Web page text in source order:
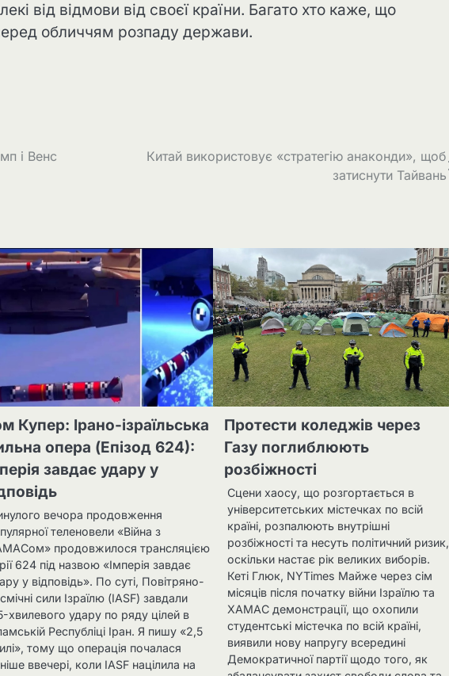
від відмови від своєї країни. Багато хто каже, що
обличчям розпаду держави.
і Венс
Китай використовує «стратегію анаконди», щоб
затиснути Тайвань
Купер: Ірано-ізраїльська
опера (Епізод 624):
завдає удару у
вечора продовження
теленовели «Війна з
продовжилося трансляцією
624 під назвою «Імперія завдає
у відповідь». По суті, Повітряно-
сили Ізраїлю (IASF) завдали
хвилевого удару по ряду цілей в
Республіці Іран. Я пишу «2,5
тому що операція почалася
ввечері, коли IASF націлила на
Протести коледжів через
Газу поглиблюють
розбіжності
Сцени хаосу, що розгортається в
університетських містечках по всій
країні, розпалюють внутрішні
розбіжності та несуть політичний ризик,
оскільки настає рік великих виборів.
Кеті Глюк, NYTimes Майже через сім
місяців після початку війни Ізраїлю та
ХАМАС демонстрації, що охопили
студентські містечка по всій країні,
виявили нову напругу всередині
Демократичної партії щодо того, як